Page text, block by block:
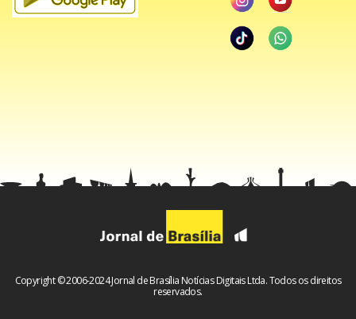
Copyright © 2006-2024 Jornal de Brasília Notícias Digitais Ltda. Todos os direitos
reservados.